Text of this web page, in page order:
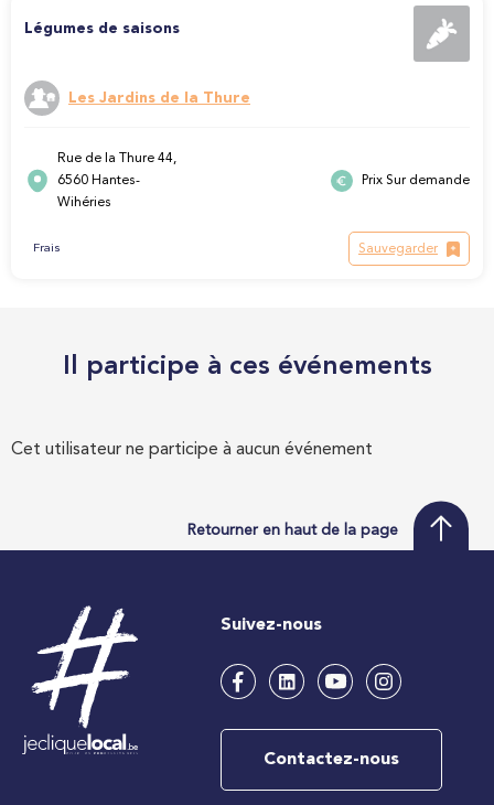
Légumes de saisons
Les Jardins de la Thure
Rue de la Thure 44,
6560 Hantes-
Wihéries
Prix Sur demande
Frais Sauvegarder
Il participe à ces événements
Cet utilisateur ne participe à aucun événement
Retourner en haut de la page
Suivez-nous
Contactez-nous